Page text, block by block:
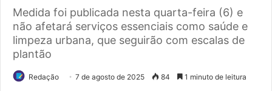
Medida foi publicada nesta quarta-feira (6) e
não afetará serviços essenciais como saúde e
limpeza urbana, que seguirão com escalas de
plantão
Redação 7 de agosto de 2025 84 1 minuto de leitura